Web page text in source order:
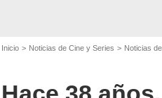
Inicio Noticias de Cine y Series Noticias